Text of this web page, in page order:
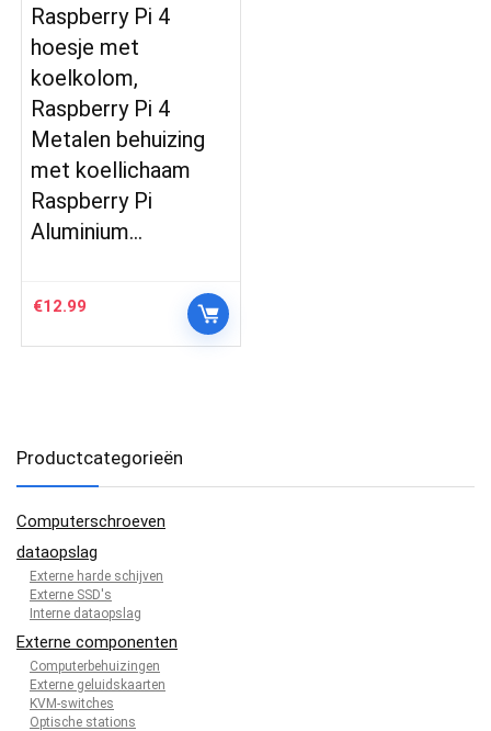
Raspberry Pi 4
hoesje met
koelkolom,
Raspberry Pi 4
Metalen behuizing
met koellichaam
Raspberry Pi
Aluminium…
€12.99
Productcategorieën
Computerschroeven
dataopslag
Externe harde schijven
Externe SSD's
Interne dataopslag
Externe componenten
Computerbehuizingen
Externe geluidskaarten
KVM-switches
Optische stations